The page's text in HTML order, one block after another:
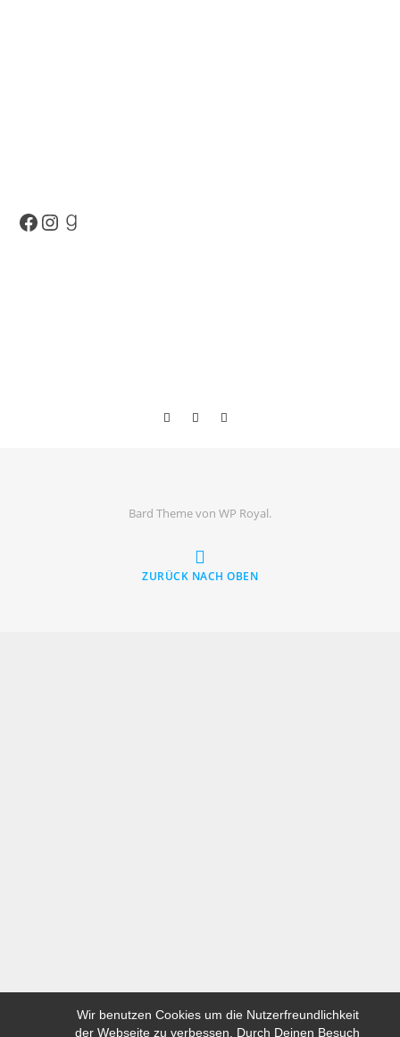
Wir benutzen Cookies um die Nutzerfreundlichkeit
der Webseite zu verbessen. Durch Deinen Besuch
Facebook
Instagram
Goodreads
Bard Theme von WP Royal.
ZURÜCK NACH OBEN